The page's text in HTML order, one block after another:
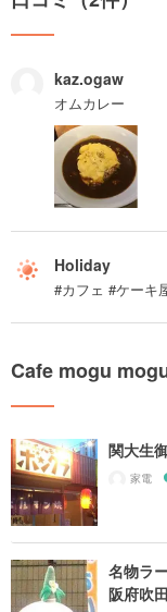
kaz.ogaw
オムカレー
Holiday
#カフェ #ケーキ
Cafe mogu
関大生
家電
名物ラ
阪府吹